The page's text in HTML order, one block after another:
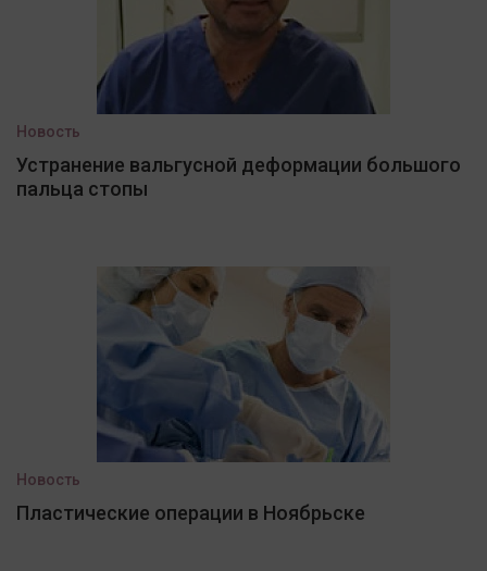
Новость
Устранение вальгусной деформации большого
пальца стопы
Новость
Пластические операции в Ноябрьске